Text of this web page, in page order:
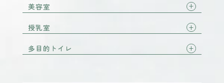
美容室
授乳室
多目的トイレ